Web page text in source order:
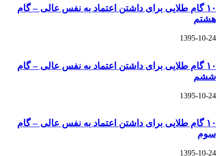
۱۰ گام طلایی برای داشتن اعتماد به نفس عالی – گام
هشتم
1395-10-24
۱۰ گام طلایی برای داشتن اعتماد به نفس عالی – گام
ششم
1395-10-24
۱۰ گام طلایی برای داشتن اعتماد به نفس عالی – گام
سوم
1395-10-24